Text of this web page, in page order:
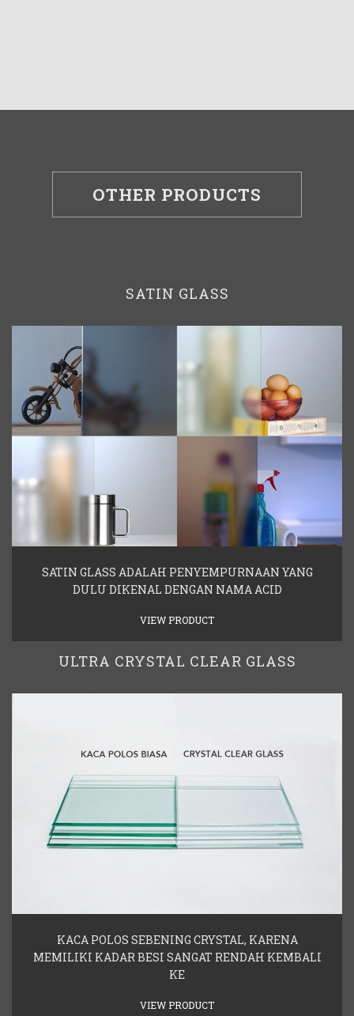
OTHER PRODUCTS
SATIN GLASS
SATIN GLASS ADALAH PENYEMPURNAAN YANG
DULU DIKENAL DENGAN NAMA ACID
VIEW PRODUCT
ULTRA CRYSTAL CLEAR GLASS
KACA POLOS SEBENING CRYSTAL, KARENA
MEMILIKI KADAR BESI SANGAT RENDAH KEMBALI
KE
VIEW PRODUCT